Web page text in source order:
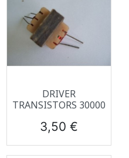
DRIVER
TRANSISTORS 30000
Prix
3,50 €